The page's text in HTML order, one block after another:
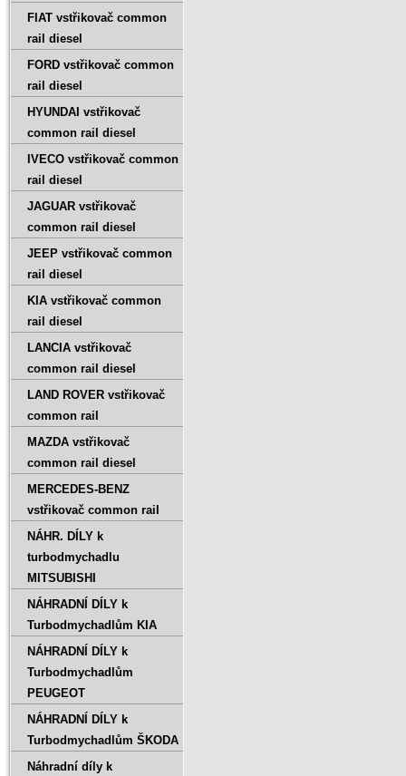
FIAT vstřikovač common
rail diesel
FORD vstřikovač common
rail diesel
HYUNDAI vstřikovač
common rail diesel
IVECO vstřikovač common
rail diesel
JAGUAR vstřikovač
common rail diesel
JEEP vstřikovač common
rail diesel
KIA vstřikovač common
rail diesel
LANCIA vstřikovač
common rail diesel
LAND ROVER vstřikovač
common rail
MAZDA vstřikovač
common rail diesel
MERCEDES-BENZ
vstřikovač common rail
NÁHR. DÍLY k
turbodmychadlu
MITSUBISHI
NÁHRADNÍ DÍLY k
Turbodmychadlům KIA
NÁHRADNÍ DÍLY k
Turbodmychadlům
PEUGEOT
NÁHRADNÍ DÍLY k
Turbodmychadlům ŠKODA
Náhradní díly k